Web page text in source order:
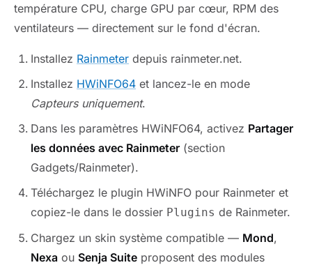
température CPU, charge GPU par cœur, RPM des
ventilateurs — directement sur le fond d'écran.
Installez Rainmeter depuis rainmeter.net.
Installez HWiNFO64 et lancez-le en mode
Capteurs uniquement.
Dans les paramètres HWiNFO64, activez Partager
les données avec Rainmeter (section
Gadgets/Rainmeter).
Téléchargez le plugin HWiNFO pour Rainmeter et
copiez-le dans le dossier Plugins de Rainmeter.
Chargez un skin système compatible — Mond,
Nexa ou Senja Suite proposent des modules